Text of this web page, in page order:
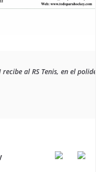
recibe al RS Tenis, en el